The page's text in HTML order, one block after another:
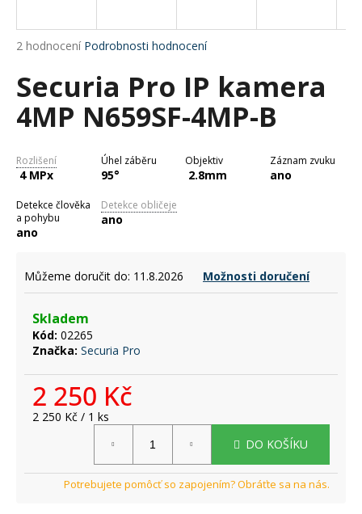
Průměrné
produktu
je
5,0
z
hvězdiček.
2 hodnocení Podrobnosti hodnocení
Securia Pro IP kamera
4MP N659SF-4MP-B
Rozlišení
4 MPx
Úhel záběru
95°
Objektiv
2.8mm
Záznam zvuku
ano
Detekce člověka
a pohybu
ano
Detekce obličeje
ano
Můžeme doručit do: 11.8.2026 Možnosti doručení
Skladem
Kód: 02265
Značka: Securia Pro
2 250 Kč
Měrná
2 250 Kč / 1 ks
DO KOŠÍKU
j
t
?
o
p